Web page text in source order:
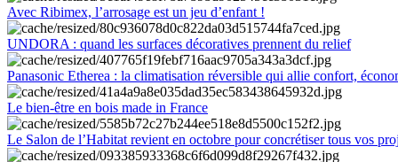
Avec Ribimex, l’arrosage est un jeu d’enfant !
UNDORA : quand les surfaces décoratives prennent du relief
Panasonic Etherea : la climatisation réversible qui allie confort,
Le bien-être en bois made in France
Le Salon de l’Habitat revient en octobre pour concrétiser tous vos